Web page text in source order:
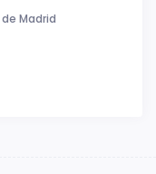
Madrid